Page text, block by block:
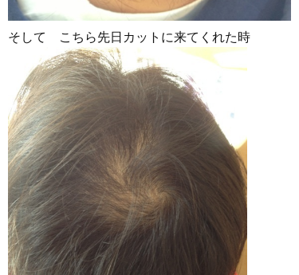
そして こちら先日カットに来てくれた時